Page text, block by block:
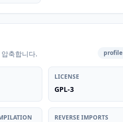
축합니다. profile
LICENSE
GPL-3
REVERSE IMPORTS